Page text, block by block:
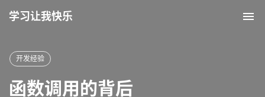
学习让我快乐
开发经验
函数调用的背后